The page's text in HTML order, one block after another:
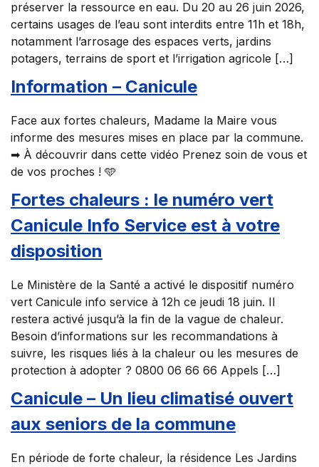
préserver la ressource en eau. Du 20 au 26 juin 2026,
certains usages de l’eau sont interdits entre 11h et 18h,
notamment l’arrosage des espaces verts, jardins
potagers, terrains de sport et l’irrigation agricole […]
Information – Canicule
Face aux fortes chaleurs, Madame la Maire vous
informe des mesures mises en place par la commune.
➡ À découvrir dans cette vidéo Prenez soin de vous et
de vos proches ! 🩵
Fortes chaleurs : le numéro vert
Canicule Info Service est à votre
disposition
Le Ministère de la Santé a activé le dispositif numéro
vert Canicule info service à 12h ce jeudi 18 juin. Il
restera activé jusqu’à la fin de la vague de chaleur.
Besoin d’informations sur les recommandations à
suivre, les risques liés à la chaleur ou les mesures de
protection à adopter ? 0800 06 66 66 Appels […]
Canicule – Un lieu climatisé ouvert
aux seniors de la commune
En période de forte chaleur, la résidence Les Jardins